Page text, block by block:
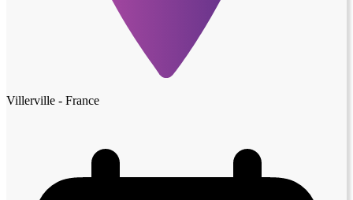
Villerville - France